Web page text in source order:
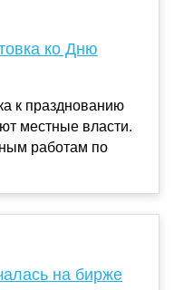
ко Дню
к празднованию
местные власти.
работам по
на бирже